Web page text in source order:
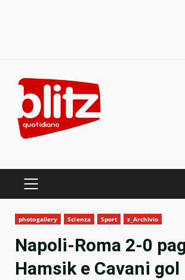
content
PRIMARY
photogallery Scienza Sport z_Archivio
Napoli-Roma 2-0
Hamsik e Cavani gol